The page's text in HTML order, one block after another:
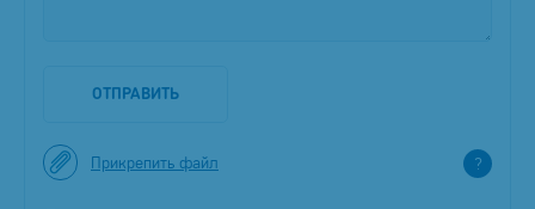
ОТПРАВИТЬ
Прикрепить файл ?